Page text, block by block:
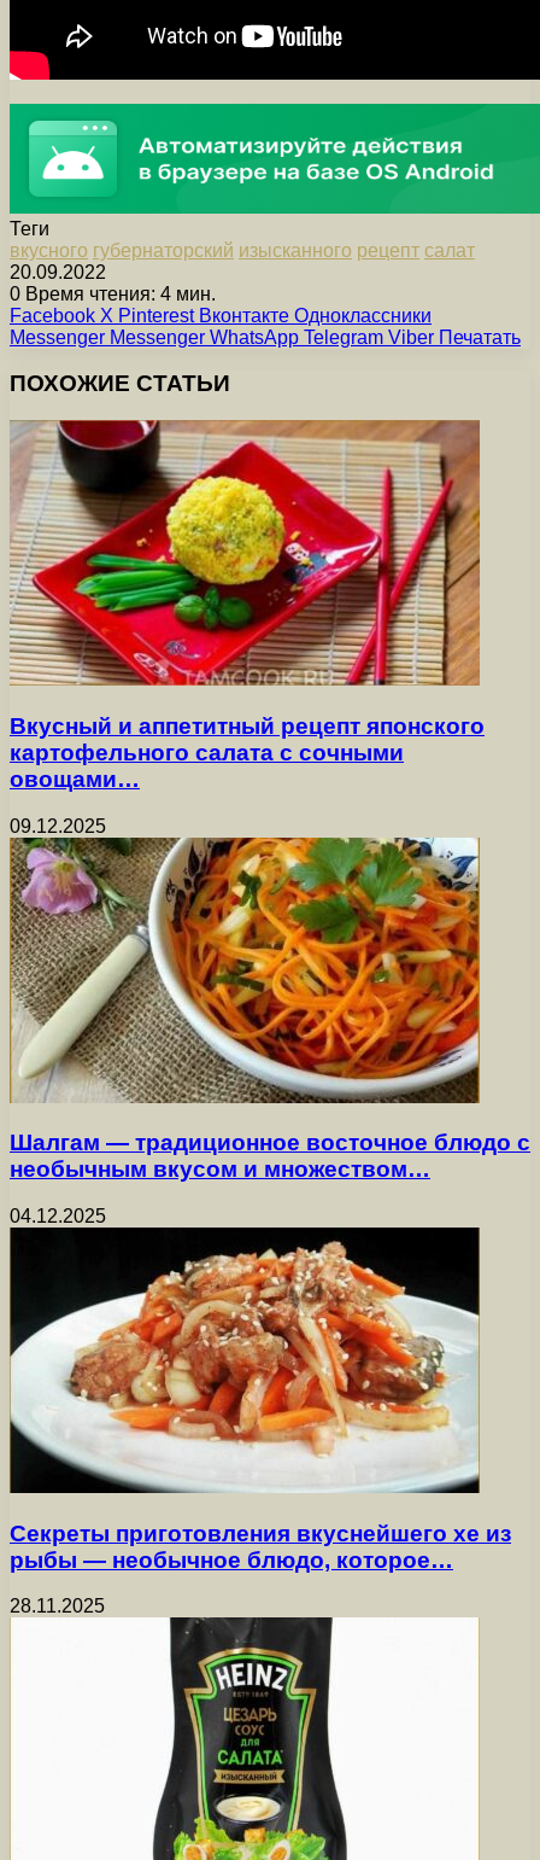
Теги
вкусного губернаторский изысканного рецепт салат
20.09.2022
0 Время чтения: 4 мин.
Facebook X Pinterest Вконтакте Одноклассники
Messenger Messenger WhatsApp Telegram Viber Печатать
ПОХОЖИЕ СТАТЬИ
Вкусный и аппетитный рецепт японского
картофельного салата с сочными
овощами…
09.12.2025
Шалгам — традиционное восточное блюдо с
необычным вкусом и множеством…
04.12.2025
Секреты приготовления вкуснейшего хе из
рыбы — необычное блюдо, которое…
28.11.2025